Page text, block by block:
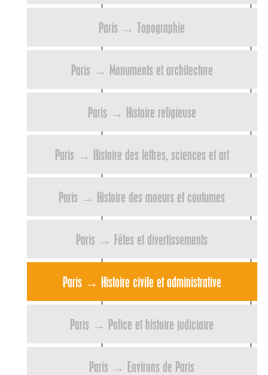
Paris → Topographie
Paris → Monuments et architecture
Paris → Histoire religieuse
Paris → Histoire des lettres, sciences et art
Paris → Histoire des moeurs et coutumes
Paris → Fêtes et divertissements
Paris → Histoire civile et administrative
Paris → Police et histoire judiciaire
Paris → Environs de Paris